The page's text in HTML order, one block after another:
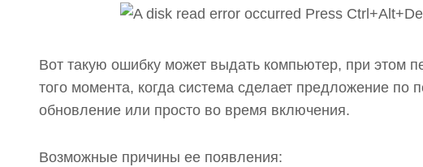
Решение проблемы
Вот такую ошибку может выдать компьютер, при этом
того момента, когда система сделает предложение по
обновление или просто во время включения.
Возможные причины ее появления: